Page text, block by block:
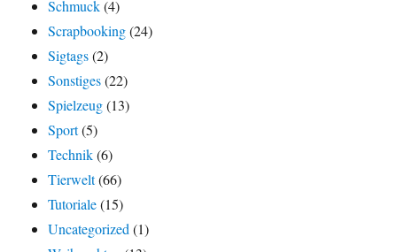
Schmuck(4)
Scrapbooking(24)
Sigtags(2)
Sonstiges(22)
Spielzeug(13)
Sport(5)
Technik(6)
Tierwelt(66)
Tutoriale(15)
Uncategorized (1)